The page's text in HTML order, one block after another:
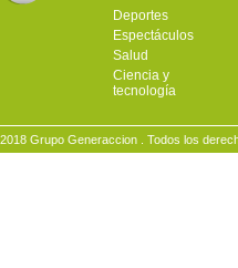
Deportes
Espectáculos
Salud
Ciencia y
tecnología
2018 Grupo Generaccion . Todos los